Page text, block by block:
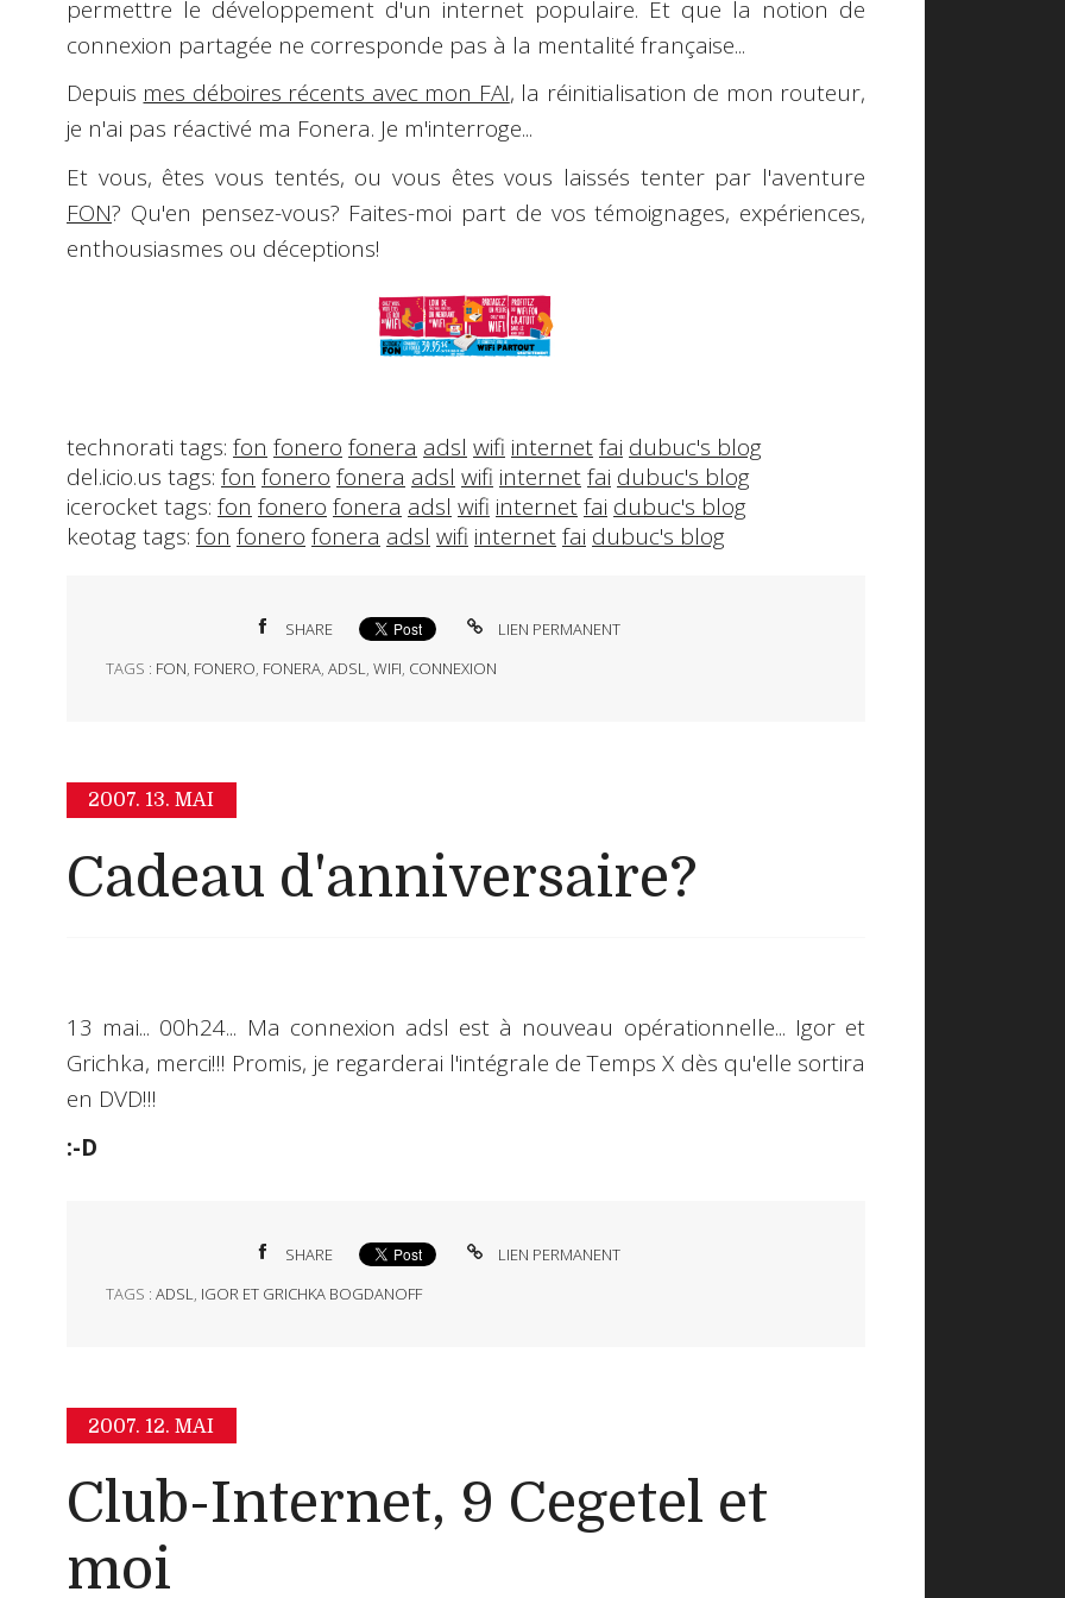
permettre le développement d'un internet populaire. Et que la notion de
connexion partagée ne corresponde pas à la mentalité française...
Depuis mes déboires récents avec mon FAI, la réinitialisation de mon routeur,
je n'ai pas réactivé ma Fonera. Je m'interroge...
Et vous, êtes vous tentés, ou vous êtes vous laissés tenter par l'aventure
FON? Qu'en pensez-vous? Faites-moi part de vos témoignages, expériences,
enthousiasmes ou déceptions!
technorati tags: fon fonero fonera adsl wifi internetfai dubuc's blog
del.icio.us tags: fon fonero fonera adsl wifi internetfai dubuc's blog
icerocket tags: fon fonero fonera adsl wifi internetfai dubuc's blog
keotag tags: fon fonero fonera adsl wifi internetfai dubuc's blog
SHARE
LIEN PERMANENT
TAGS : FON, FONERO, FONERA, ADSL, WIFI, CONNEXION
2007. 13. MAI
Cadeau d'anniversaire?
13 mai... 00h24... Ma connexion adsl est à nouveau opérationnelle... Igor et
Grichka, merci!!! Promis, je regarderai l'intégrale de Temps X dès qu'elle sortira
en DVD!!!
:-D
SHARE
LIEN PERMANENT
TAGS : ADSL, IGOR ET GRICHKA BOGDANOFF
2007. 12. MAI
Club-Internet, 9 Cegetel et
moi